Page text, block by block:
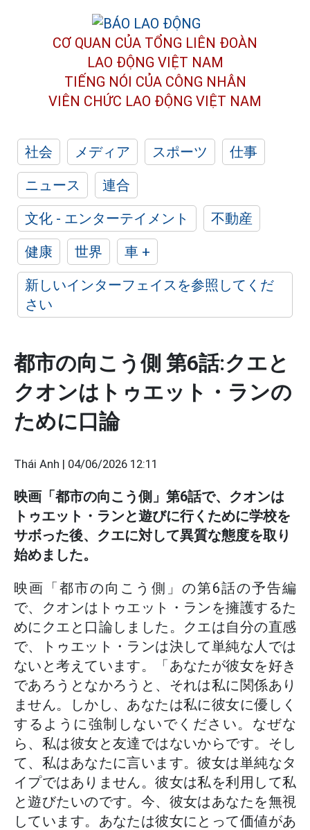
CƠ QUAN CỦA TỔNG LIÊN ĐOÀN
LAO ĐỘNG VIỆT NAM
TIẾNG NÓI CỦA CÔNG NHÂN
VIÊN CHỨC LAO ĐỘNG VIỆT NAM
社会 メディア スポーツ
仕事
ニュース
連合
文化 - エンターテイメント
不動産
健康
世界
車 +
新しいインターフェイスを参照してくだ
さい
都市の向こう側 第6話:クエと
クオンはトゥエット・ランの
ために口論
Thái Anh | 04/06/2026 12:11
映画「都市の向こう側」第6話で、クオンは
トゥエット・ランと遊びに行くために学校を
サボった後、クエに対して異質な態度を取り
始めました。
映画「都市の向こう側」の第6話の予告編
で、クオンはトゥエット・ランを擁護するた
めにクエと口論しました。クエは自分の直感
で、トゥエット・ランは決して単純な人では
ないと考えています。「あなたが彼女を好き
であろうとなかろうと、それは私に関係あり
ません。しかし、あなたは私に彼女に優しく
するように強制しないでください。なぜな
ら、私は彼女と友達ではないからです。そし
て、私はあなたに言います。彼女は単純なタ
イプではありません。彼女は私を利用して私
と遊びたいのです。今、彼女はあなたを無視
しています。あなたは彼女にとって価値があ